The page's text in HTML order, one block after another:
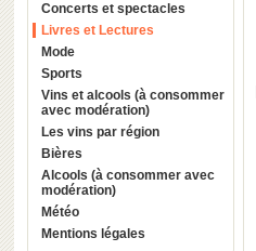
Concerts et spectacles
Livres et Lectures
Mode
Sports
Vins et alcools (à consommer
avec modération)
Les vins par région
Bières
Alcools (à consommer avec
modération)
Météo
Mentions légales